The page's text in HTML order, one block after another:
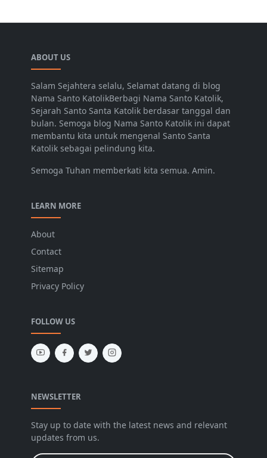
ABOUT US
Salam Sejahtera selalu, Selamat datang di blog
Nama Santo KatolikBerbagi Nama Santo Katolik,
Sejarah Santo Santa Katolik berdasar tanggal dan
bulan. Semoga blog Nama Santo Katolik ini dapat
membantu kita untuk mengenal Santo Santa
Katolik sebagai pelindung kita.
Semoga Tuhan memberkati kita semua. Amin.
LEARN MORE
About
Contact
Sitemap
Privacy Policy
FOLLOW US
NEWSLETTER
Stay up to date with the latest news and relevant
updates from us.